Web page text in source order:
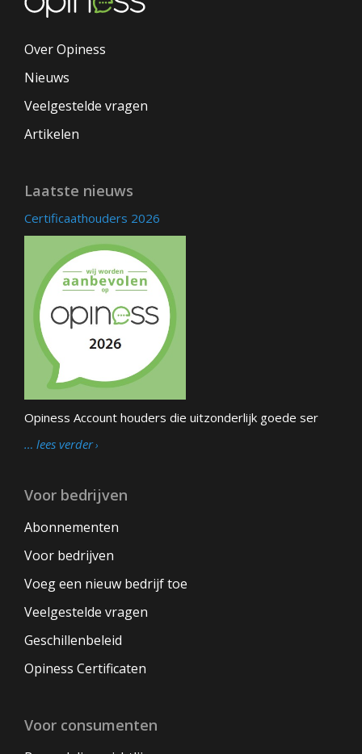
Over Opiness
Nieuws
Veelgestelde vragen
Artikelen
Laatste nieuws
Certificaathouders 2026
Opiness Account houders die uitzonderlijk goede ser
… lees verder
Voor bedrijven
Abonnementen
Voor bedrijven
Voeg een nieuw bedrijf toe
Veelgestelde vragen
Geschillenbeleid
Opiness Certificaten
Voor consumenten